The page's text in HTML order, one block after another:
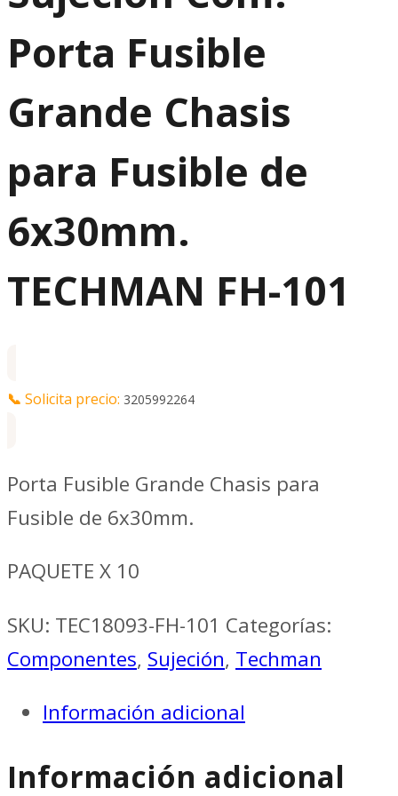
Porta Fusible
Grande Chasis
para Fusible de
6x30mm.
TECHMAN FH-101
📞 Solicita precio: 3205992264
Porta Fusible Grande Chasis para
Fusible de 6x30mm.
PAQUETE X 10
SKU: TEC18093-FH-101 Categorías:
Componentes, Sujeción, Techman
Información adicional
Información adicional